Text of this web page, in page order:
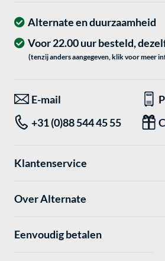
Alternate en duurzaamheid
Voor 22.00 uur besteld,
(tenzij anders aangegeven, klik voor meer
E-mail
+31 (0)88 544 45 55
Klantenservice
Over Alternate
Eenvoudig betalen